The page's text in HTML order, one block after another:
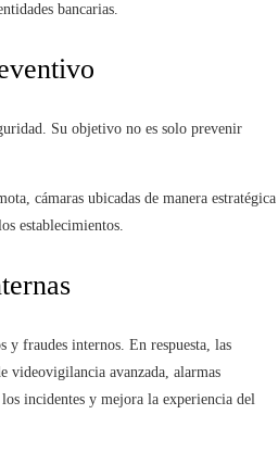
bancarias.
Su objetivo no es solo prevenir
cámaras ubicadas de manera estratégica
establecimientos.
y fraudes internos. En respuesta, las
videovigilancia avanzada, alarmas
incidentes y mejora la experiencia del